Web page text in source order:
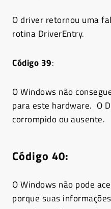
O driver retornou uma
rotina DriverEntry.
Código 39:
O Windows não
para este hardware. O
corrompido ou ausente.
Código 40:
O Windows não pode
porque suas